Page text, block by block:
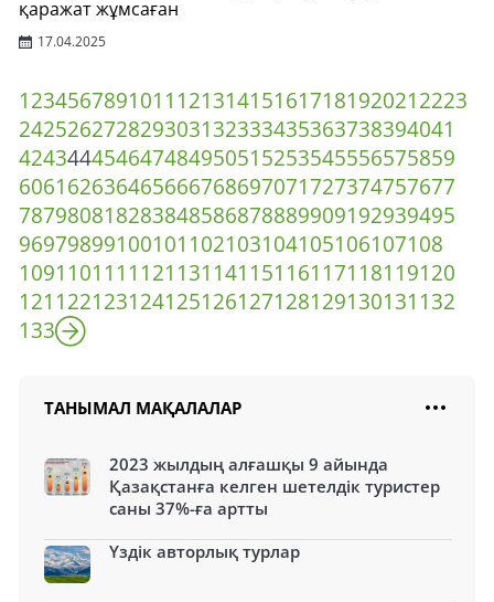
қаражат жұмсаған
17.04.2025
1234567891011 121314151617181920212223
242526272829303132333435363738394041
424344454647484950515253545556575859
606162636465666768697071727374757677
787980818283848586878889909192939495
96979899100101 102103104105106107108
109110111 112113114115116117118119120
121 122123124125126127128129130131 132
133
ТАНЫМАЛ МАҚАЛАЛАР
2023 жылдың алғашқы 9 айында
Қазақстанға келген шетелдік туристер
саны 37%-ға артты
Үздік авторлық турлар